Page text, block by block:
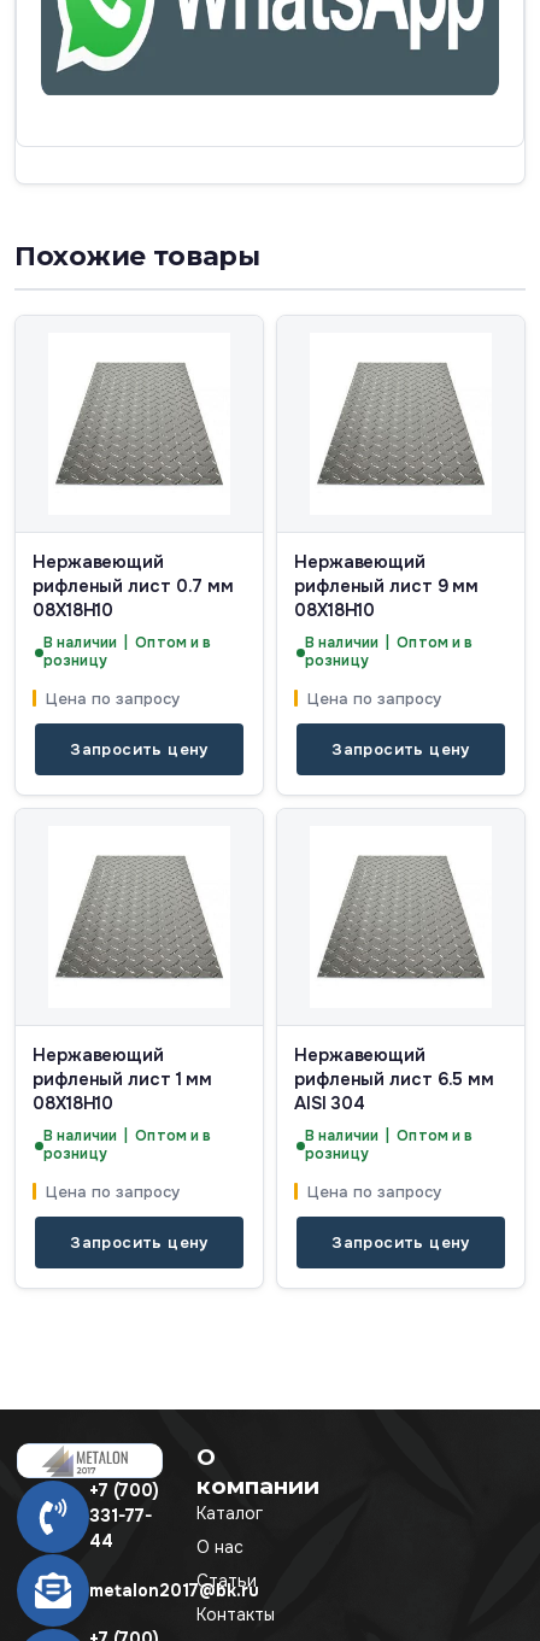
Похожие товары
Нержавеющий
рифленый лист 0.7 мм
08Х18Н10
В наличии | Оптом и в
розницу
Цена по запросу
Запросить цену
Нержавеющий
рифленый лист 9 мм
08Х18Н10
В наличии | Оптом и в
розницу
Цена по запросу
Запросить цену
Нержавеющий
рифленый лист 1 мм
08Х18Н10
В наличии | Оптом и в
розницу
Цена по запросу
Запросить цену
Нержавеющий
рифленый лист 6.5 мм
AISI 304
В наличии | Оптом и в
розницу
Цена по запросу
Запросить цену
+7 (700)
331-77-
44
metalon2017@bk.ru
О
компании
Каталог
О нас
Статьи
Контакты